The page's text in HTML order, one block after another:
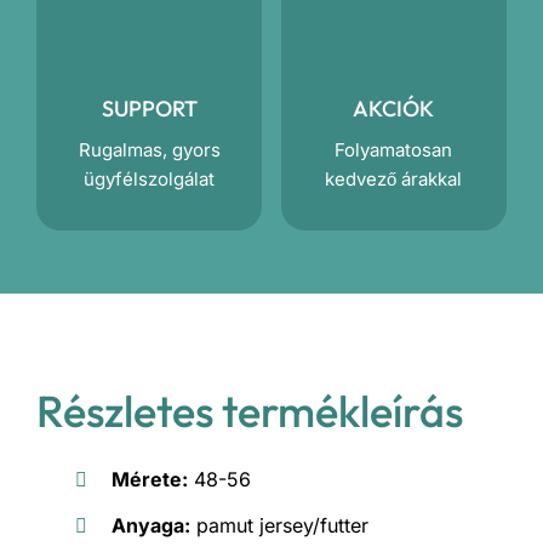
SUPPORT
Rugalmas, gyors
ügyfélszolgálat
AKCIÓK
Folyamatosan
kedvező árakkal
Részletes termékleírás
Mérete: 48-56
Anyaga: pamut jersey/futter